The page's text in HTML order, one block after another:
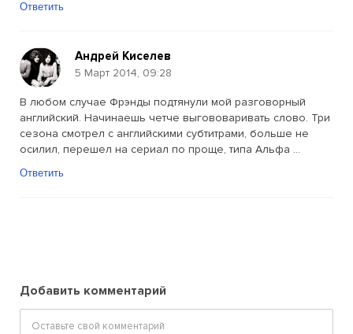
Ответить
Андрей Киселев
5 Март 2014, 09:28
В любом случае Фрэнды подтянули мой разговорный
английский. Начинаешь четче выгововаривать слово. Три
сезона смотрел с английскими субтитрами, больше не
осилил, перешел на сериал по проще, типа Альфа ...
Ответить
Добавить комментарий